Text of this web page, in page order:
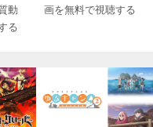
動
る
画を無料で視聴する